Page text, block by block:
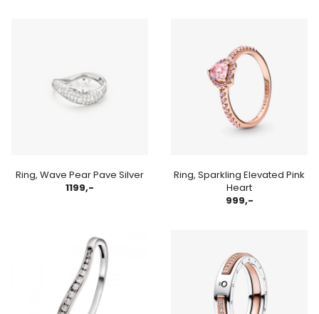
Ring, Wave Pear Pave Silver
1199,-
Ring, Sparkling Elevated Pink
Heart
999,-